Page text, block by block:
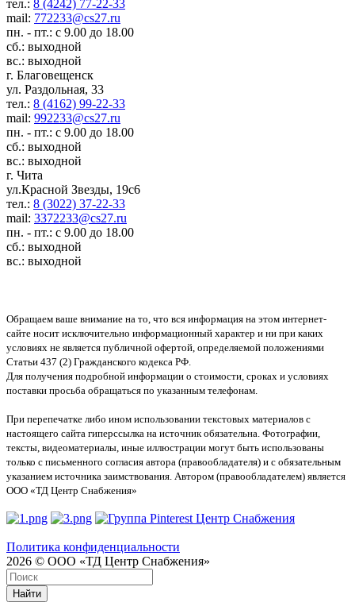
тел.: 8 (4242) 77-22-33
mail: 772233@cs27.ru
пн. - пт.: с 9.00 до 18.00
сб.: выходной
вс.: выходной
г. Благовещенск
ул. Раздольная, 33
тел.: 8 (4162) 99-22-33
mail: 992233@cs27.ru
пн. - пт.: с 9.00 до 18.00
сб.: выходной
вс.: выходной
г. Чита
ул.Красной Звезды, 19с6
тел.: 8 (3022) 37-22-33
mail: 3372233@cs27.ru
пн. - пт.: с 9.00 до 18.00
сб.: выходной
вс.: выходной
Обращаем ваше внимание на то, что вся информация на этом интернет-
сайте носит исключительно информационный характер и ни при каких
условиях не является публичной офертой, определяемой положениями
Статьи 437 (2) Гражданского кодекса РФ.
Для получения подробной информации о стоимости, сроках и условиях
поставки просьба обращаться по указанным телефонам.
При перепечатке либо ином использовании текстовых материалов с
настоящего сайта гиперссылка на источник обязательна. Фотографии,
тексты, видеоматериалы, иные иллюстрации могут быть использованы
только с письменного согласия автора (правообладателя) и с обязательным
указанием источника заимствования. Автором (правообладателем) является
ООО «ТД Центр Снабжения»
Политика конфиденциальности
2026 © ООО «ТД Центр Снабжения»
Найти